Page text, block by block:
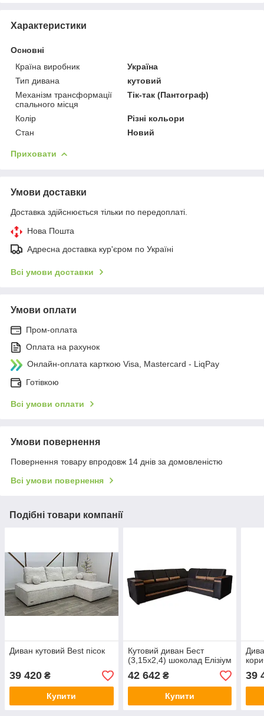
Характеристики
Основні
Країна виробник
Україна
Тип дивана
кутовий
Механізм трансформації
спального місця
Тік-так (Пантограф)
Колір
Різні кольори
Стан
Новий
Приховати
Умови доставки
Доставка здійснюється тільки по передоплаті.
Нова Пошта
Адресна доставка кур'єром по Україні
Всі умови доставки
Умови оплати
Пром-оплата
Оплата на рахунок
Онлайн-оплата карткою Visa, Mastercard - LiqPay
Готівкою
Всі умови оплати
Умови повернення
Повернення товару впродовж 14 днів за домовленістю
Всі умови повернення
Подібні товари компанії
Диван кутовий Best пісок
39 420 ₴
Купити
Кутовий диван Бест
(3,15х2,4) шоколад Елізіум
42 642₴
Купити
39